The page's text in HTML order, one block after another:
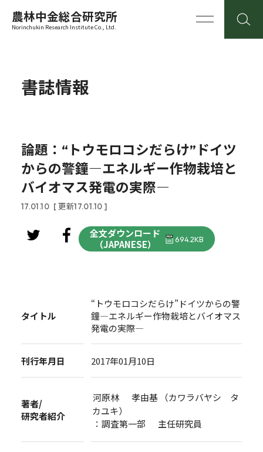
農林中金総合研究所
Norinchukin Research Institute Co., Ltd.
書誌情報
論題：“トウモロコシだらけ”ドイツ
からの警鐘―エネルギー作物栽培と
バイオマス発電の実際―
17.01.10 [ 更新17.01.10 ]
全文ダウンロード
（JAPANESE）
694.2KB
タイトル
“トウモロコシだらけ”ドイツからの警
鐘―エネルギー作物栽培とバイオマス
発電の実際―
刊行年月日 2017年01月10日
著者/
研究者紹介
河原林 孝由基 （カワラバヤシ タ
カユキ）
：調査第一部 主任研究員